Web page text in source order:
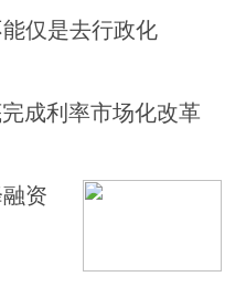
仅是去行政化
成利率市场化改革
资